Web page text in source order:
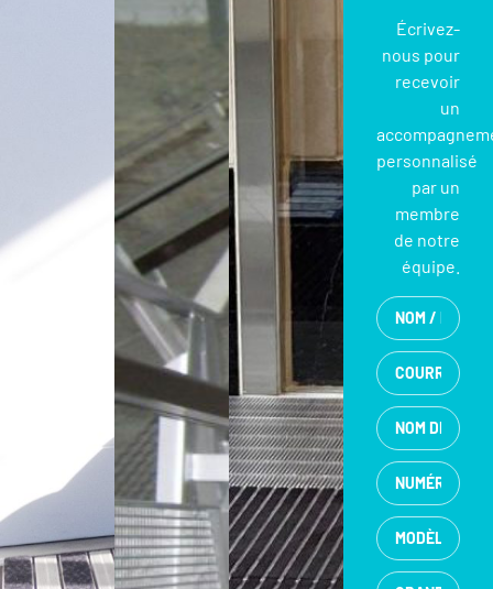
Écrivez-
nous pour
recevoir
un
personnalisé
par un
membre
de notre
équipe.